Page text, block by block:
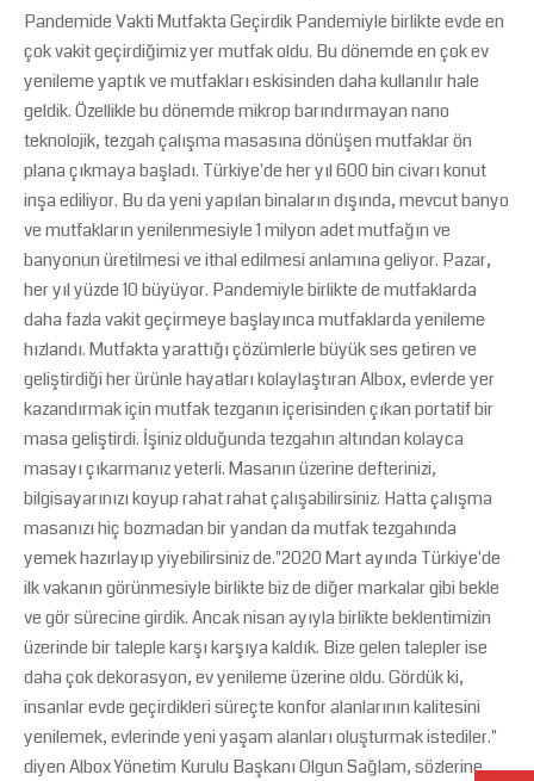
Pandemide Vakti Mutfakta Geçirdik Pandemiyle birlikte evde en
çok vakit geçirdiğimiz yer mutfak oldu. Bu dönemde en çok ev
yenileme yaptık ve mutfakları eskisinden daha kullanılır hale
geldik. Özellikle bu dönemde mikrop barındırmayan nano
teknolojik, tezgah çalışma masasına dönüşen mutfaklar ön
plana çıkmaya başladı. Türkiye'de her yıl 600 bin civarı konut
inşa ediliyor. Bu da yeni yapılan binaların dışında, mevcut banyo
ve mutfakların yenilenmesiyle 1 milyon adet mutfağın ve
banyonun üretilmesi ve ithal edilmesi anlamına geliyor. Pazar,
her yıl yüzde 10 büyüyor. Pandemiyle birlikte de mutfaklarda
daha fazla vakit geçirmeye başlayınca mutfaklarda yenileme
hızlandı. Mutfakta yarattığı çözümlerle büyük ses getiren ve
geliştirdiği her ürünle hayatları kolaylaştıran Albox, evlerde yer
kazandırmak için mutfak tezganın içerisinden çıkan portatif bir
masa geliştirdi. İşiniz olduğunda tezgahın altından kolayca
masayı çıkarmanız yeterli. Masanın üzerine defterinizi,
bilgisayarınızı koyup rahat rahat çalışabilirsiniz. Hatta çalışma
masanızı hiç bozmadan bir yandan da mutfak tezgahında
yemek hazırlayıp yiyebilirsiniz de."2020 Mart ayında Türkiye'de
ilk vakanın görünmesiyle birlikte biz de diğer markalar gibi bekle
ve gör sürecine girdik. Ancak nisan ayıyla birlikte beklentimizin
üzerinde bir taleple karşı karşıya kaldık. Bize gelen talepler ise
daha çok dekorasyon, ev yenileme üzerine oldu. Gördük ki,
insanlar evde geçirdikleri süreçte konfor alanlarının kalitesini
yenilemek, evlerinde yeni yaşam alanları oluşturmak istediler."
diyen Albox Yönetim Kurulu Başkanı Olgun Sağlam, sözlerine